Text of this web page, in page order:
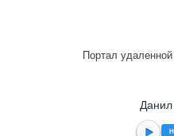
Портал